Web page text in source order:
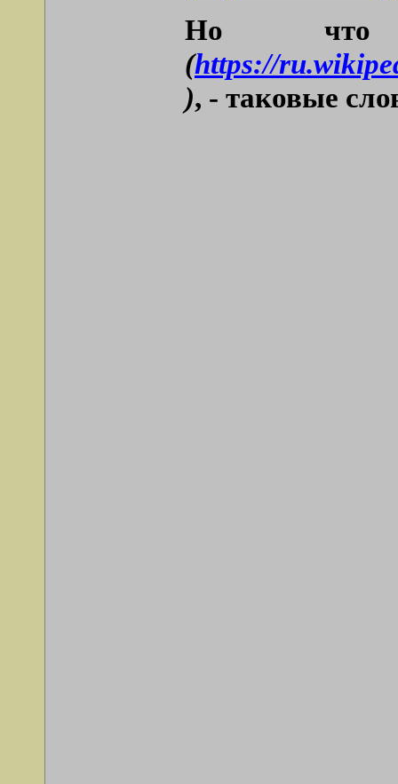
Но
(https://
), - таковые